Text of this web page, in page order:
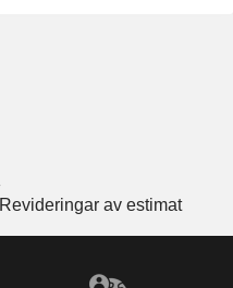
Revideringar av estimat